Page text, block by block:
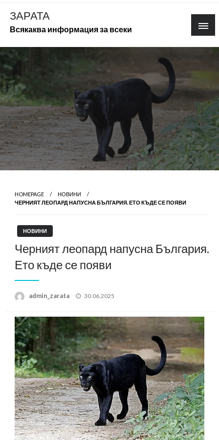
Skip
content
ЗАРАТА
Всякаква информация за всеки
HOMEPAGE
НОВИНИ
ЧЕРНИЯТ ЛЕОПАРД НАПУСНА БЪЛГАРИЯ. ЕТО КЪДЕ СЕ ПОЯВИ
НОВИНИ
Черният леопард напусна България.
Ето къде се появи
admin_zarata
Posted
30.06.2025